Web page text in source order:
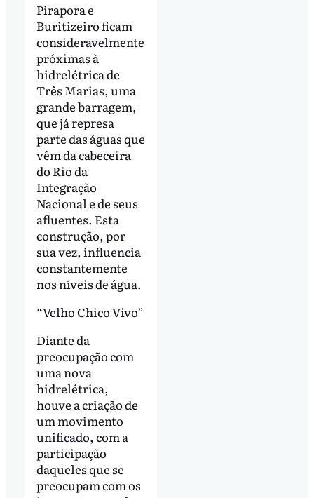
Pirapora e
Buritizeiro ficam
consideravelmente
próximas à
hidrelétrica de
Três Marias, uma
grande barragem,
que já represa
parte das águas que
vêm da cabeceira
do Rio da
Integração
Nacional e de seus
afluentes. Esta
construção, por
sua vez, influencia
constantemente
nos níveis de água.
“Velho Chico Vivo”
Diante da
preocupação com
uma nova
hidrelétrica,
houve a criação de
um movimento
unificado, com a
participação
daqueles que se
preocupam com os